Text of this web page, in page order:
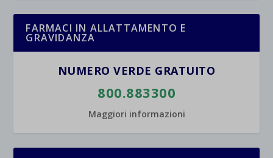
FARMACI IN ALLATTAMENTO E
GRAVIDANZA
NUMERO VERDE GRATUITO
800.883300
Maggiori informazioni